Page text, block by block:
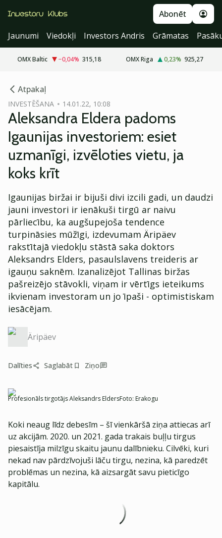
Abonēt
Jaunumi
Viedokļi Investors Andris Grāmatas
OMX Baltic −0,04% 315,18 OMX Riga 0,23% 925,27
Atpakaļ
INVESTĒŠANA 14.01.22, 10:08
Aleksandra Eldera padoms
Igaunijas investoriem: esiet
uzmanīgi, izvēloties vietu, ja
koks krīt
Igaunijas biržai ir bijuši divi izcili gadi, un daudzi
jauni investori ir ienākuši tirgū ar naivu
pārliecību, ka augšupejoša tendence
turpināsies mūžīgi, izdevumam Äripäev
rakstītajā viedokļu stāstā saka doktors
Aleksandrs Elders, pasaulslavens treideris ar
igauņu saknēm. Izanalizējot Tallinas biržas
pašreizējo stāvokli, viņam ir vērtīgs ieteikums
ikvienam investoram un jo īpaši - optimistiskam
iesācējam.
Äripäev
Dalīties Saglabāt Ziņo
Profesionāls tirgotājs Aleksandrs EldersFoto: Erakogu
Koki neaug līdz debesīm – šī vienkāršā ziņa attiecas arī
uz akcijām. 2020. un 2021. gada trakais buļļu tirgus
piesaistīja milzīgu skaitu jaunu dalībnieku. Cilvēki, kuri
nekad nav pārdzīvojuši lāču tirgu, nezina, kā paredzēt
problēmas un nezina, kā aizsargāt savu pieticīgo
kapitālu.